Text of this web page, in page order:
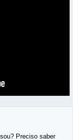
Preciso saber